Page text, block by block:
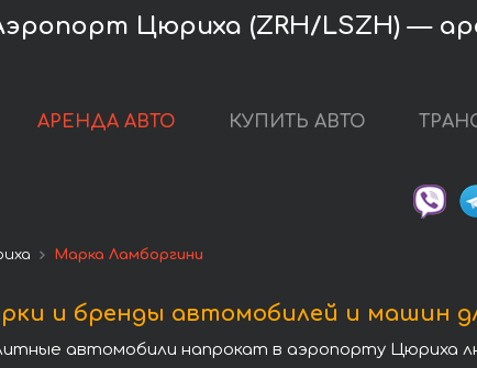
Цюриха (ZRH/LSZH) —
АРЕНДА АВТО КУПИТЬ АВТО
Марка Ламборгини
и бренды автомобилей и машин
автомобили напрокат в аэропорту Цюриха